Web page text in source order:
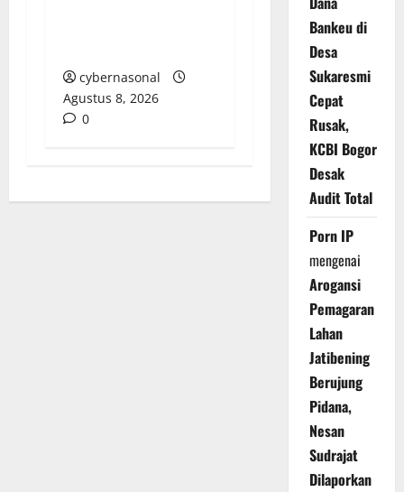
cybernasonal
Agustus 8, 2026
0
Bankeu di
Desa
Sukaresmi
Cepat
Rusak,
KCBI Bogor
Desak
Audit Total
Porn IP
mengenai
Arogansi
Pemagaran
Lahan
Jatibening
Berujung
Pidana,
Nesan
Sudrajat
Dilaporkan